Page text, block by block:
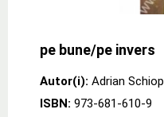
pe bune/pe invers
Autor(i): Adrian Schiop
ISBN: 973-681-610-9